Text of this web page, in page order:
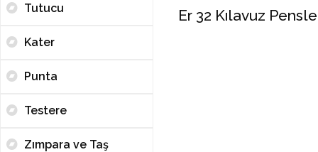
Tutucu
Kater
Punta
Testere
Zımpara ve Taş
Er 32 Kılavuz